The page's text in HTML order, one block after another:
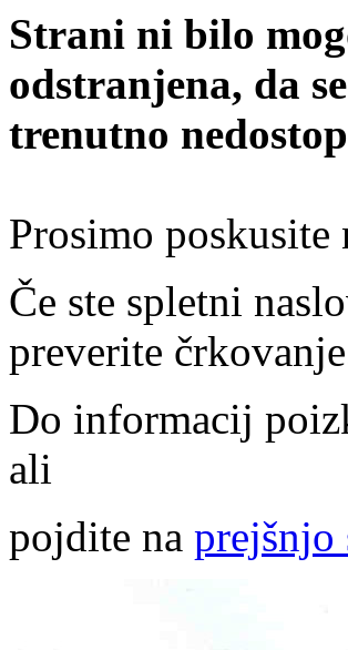
Strani ni bilo
odstranjena, da
trenutno
Prosimo poskusite
Če ste spletni
preverite
Do informacij
ali
pojdite na prejšnjo